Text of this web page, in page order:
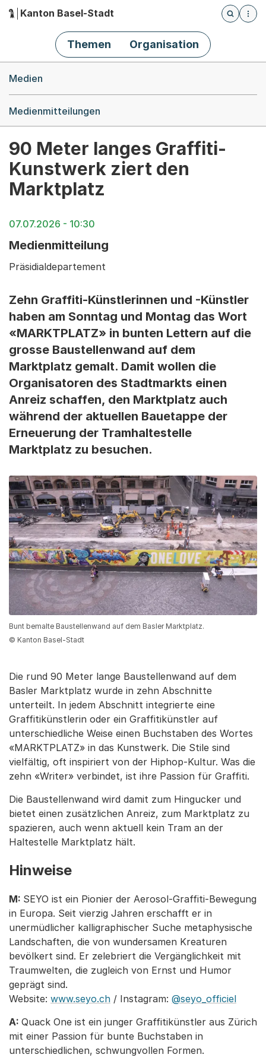
Hauptnavigation
Kanton Basel-Stadt
Öffnet
Themen Organisation
Medien
Medienmitteilungen
90 Meter langes Graffiti-
Kunstwerk ziert den
Marktplatz
07.07.2026 - 10:30
Medienmitteilung
Präsidialdepartement
Zehn Graffiti-Künstlerinnen und -Künstler
haben am Sonntag und Montag das Wort
«MARKTPLATZ» in bunten Lettern auf die
grosse Baustellenwand auf dem
Marktplatz gemalt. Damit wollen die
Organisatoren des Stadtmarkts einen
Anreiz schaffen, den Marktplatz auch
während der aktuellen Bauetappe der
Erneuerung der Tramhaltestelle
Marktplatz zu besuchen.
Bunt bemalte Baustellenwand auf dem Basler Marktplatz.
© Kanton Basel-Stadt
Die rund 90 Meter lange Baustellenwand auf dem
Basler Marktplatz wurde in zehn Abschnitte
unterteilt. In jedem Abschnitt integrierte eine
Graffitikünstlerin oder ein Graffitikünstler auf
unterschiedliche Weise einen Buchstaben des Wortes
«MARKTPLATZ» in das Kunstwerk. Die Stile sind
vielfältig, oft inspiriert von der Hiphop-Kultur. Was die
zehn «Writer» verbindet, ist ihre Passion für Graffiti.
Die Baustellenwand wird damit zum Hingucker und
bietet einen zusätzlichen Anreiz, zum Marktplatz zu
spazieren, auch wenn aktuell kein Tram an der
Haltestelle Marktplatz hält.
Hinweise
M: SEYO ist ein Pionier der Aerosol-Graffiti-Bewegung
in Europa. Seit vierzig Jahren erschafft er in
unermüdlicher kalligraphischer Suche metaphysische
Landschaften, die von wundersamen Kreaturen
bevölkert sind. Er zelebriert die Vergänglichkeit mit
Traumwelten, die zugleich von Ernst und Humor
geprägt sind.
Website: www.seyo.ch / Instagram: @seyo_officiel
A: Quack One ist ein junger Graffitikünstler aus Zürich
mit einer Passion für bunte Buchstaben in
unterschiedlichen, schwungvollen Formen.